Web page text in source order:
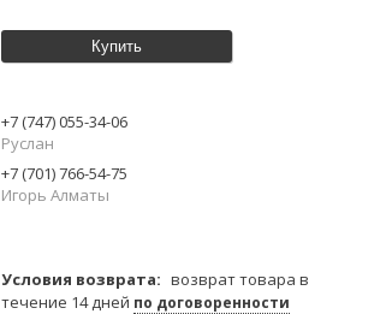
Купить
+7 (747) 055-34-06
Руслан
+7 (701) 766-54-75
Игорь Алматы
возврат товара в
течение 14 дней по договоренности